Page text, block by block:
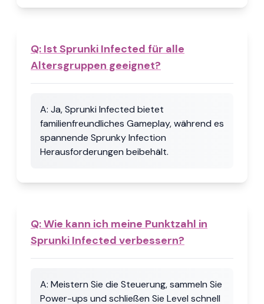
Q: Ist Sprunki Infected für alle
Altersgruppen geeignet?
A: Ja, Sprunki Infected bietet
familienfreundliches Gameplay, während es
spannende Sprunky Infection
Herausforderungen beibehält.
Q:Wie kann ich meine Punktzahl in
Sprunki Infected verbessern?
A: Meistern Sie die Steuerung, sammeln Sie
Power-ups und schließen Sie Level schnell